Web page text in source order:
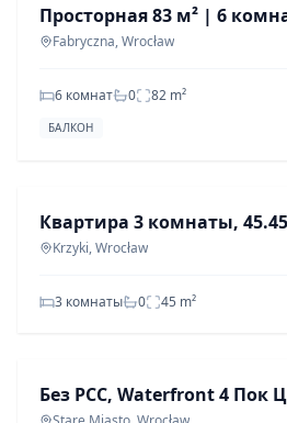
Fabryczna, Wrocław
6 комнат 0 82 m²
БАЛКОН
Krzyki, Wrocław
3 комнаты 0 45 m²